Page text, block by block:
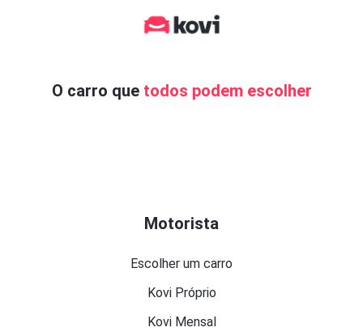
O carro que todos podem escolher
Motorista
Escolher um carro
Kovi Próprio
Kovi Mensal